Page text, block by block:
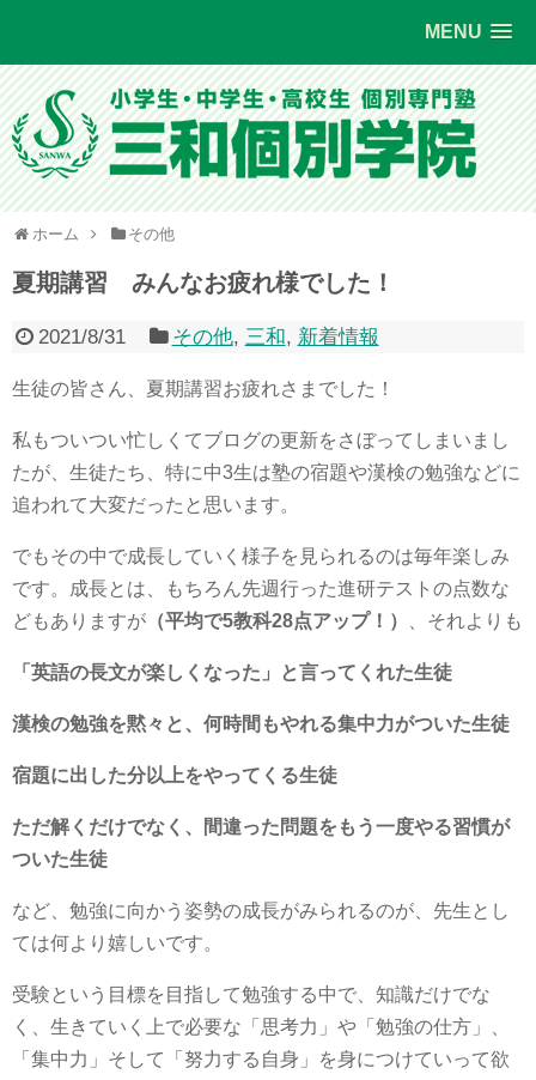
MENU
ホーム その他
夏期講習 みんなお疲れ様でした！
2021/8/31 その他, 三和, 新着情報
生徒の皆さん、夏期講習お疲れさまでした！
私もついつい忙しくてブログの更新をさぼってしまいまし
たが、生徒たち、特に中3生は塾の宿題や漢検の勉強などに
追われて大変だったと思います。
でもその中で成長していく様子を見られるのは毎年楽しみ
です。成長とは、もちろん先週行った進研テストの点数な
どもありますが （平均で5教科28点アップ！） 、それよりも
「英語の長文が楽しくなった」と言ってくれた生徒
漢検の勉強を黙々と、何時間もやれる集中力がついた生徒
宿題に出した分以上をやってくる生徒
ただ解くだけでなく、間違った問題をもう一度やる習慣が
ついた生徒
など、勉強に向かう姿勢の成長がみられるのが、先生とし
ては何より嬉しいです。
受験という目標を目指して勉強する中で、知識だけでな
く、生きていく上で必要な「思考力」や「勉強の仕方」、
「集中力」そして「努力する自身」を身につけていって欲